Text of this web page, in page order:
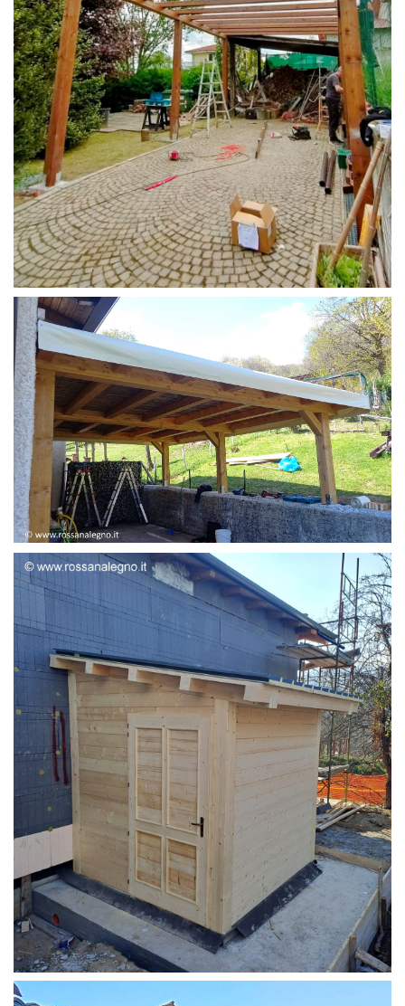
STRUTTURA CAMPER
STRUTTURA ADDOSSATA LAMELLARE
STRUTTURA ADDOSSATA PER LOCALE CALDAIA